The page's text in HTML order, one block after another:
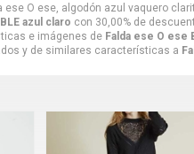
ese O ese, algodón azul vaquero
azul claro con 30,00% de
e imágenes de Falda ese O ese
y de similares características a